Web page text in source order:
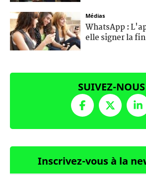
Médias
WhatsApp :
elle signer la
SUIVEZ-NOUS
Inscrivez-vous à la